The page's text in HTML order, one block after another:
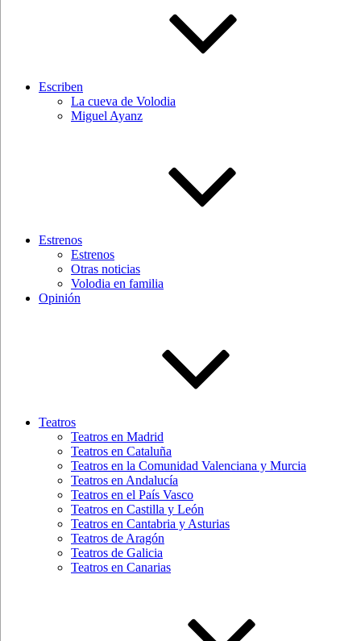
Escriben
La cueva de Volodia
Miguel Ayanz
Estrenos
Estrenos
Otras noticias
Volodia en familia
Opinión
Teatros
Teatros en Madrid
Teatros en Cataluña
Teatros en la Comunidad Valenciana y Murcia
Teatros en Andalucía
Teatros en el País Vasco
Teatros en Castilla y León
Teatros en Cantabria y Asturias
Teatros de Aragón
Teatros de Galicia
Teatros en Canarias